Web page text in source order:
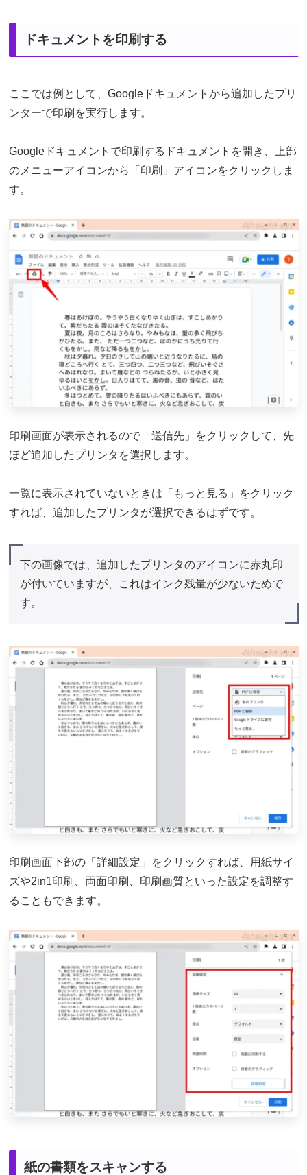
ドキュメントを印刷する
ここでは例として、Googleドキュメントから追加したプリ
ンターで印刷を実行します。
Googleドキュメントで印刷するドキュメントを開き、上部
のメニューアイコンから「印刷」アイコンをクリックしま
す。
印刷画面が表示されるので「送信先」をクリックして、先
ほど追加したプリンタを選択します。
一覧に表示されていないときは「もっと見る」をクリック
すれば、追加したプリンタが選択できるはずです。
下の画像では、追加したプリンタのアイコンに赤丸印
が付いていますが、これはインク残量が少ないためで
す。
印刷画面下部の「詳細設定」をクリックすれば、用紙サイ
ズや2in1印刷、両面印刷、印刷画質といった設定を調整す
ることもできます。
紙の書類をスキャンする